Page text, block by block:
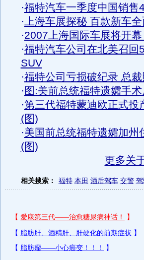
·福特汽车一季度中国销
·上海车展探秘 百款新车
·2007上海国际车展将开
·福特汽车公司在北美召回
SUV
·福特公司亏损破纪录 总
· 图:美前总统福特遗孀手
·第三代福特蒙迪欧正式投
(图)
·美国前总统福特遗孀加州
(图)
更多关
相关搜索： 福特 本田 酒后驾车 交警